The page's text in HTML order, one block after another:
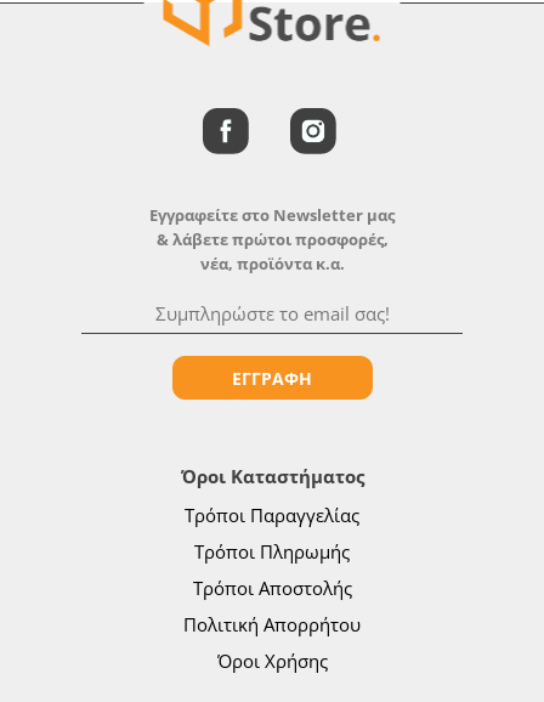
Όροι Καταστήματος
Τρόποι Παραγγελίας
Τρόποι Πληρωμής
Τρόποι Αποστολής
Πολιτική Απορρήτου
Όροι Χρήσης
Εγγραφείτε στο Newsletter μας
& λάβετε πρώτοι προσφορές,
νέα, προϊόντα κ.α.
ΕΓΓΡΑΦΗ